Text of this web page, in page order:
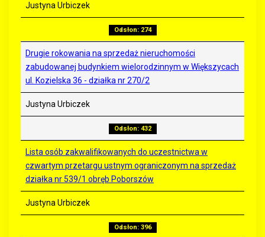
Justyna Urbiczek
Odsłon: 274
Drugie rokowania na sprzedaż nieruchomości
zabudowanej budynkiem wielorodzinnym w Większycach
ul. Kozielska 36 - działka nr 270/2
Justyna Urbiczek
Odsłon: 432
Lista osób zakwalifikowanych do uczestnictwa w
czwartym przetargu ustnym ograniczonym na sprzedaż
działka nr 539/1 obręb Poborszów
Justyna Urbiczek
Odsłon: 396